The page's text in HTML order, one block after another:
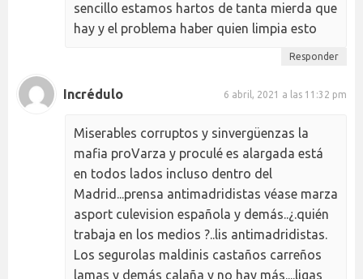
sencillo estamos hartos de tanta mierda que
hay y el problema haber quien limpia esto
Responder
Incrédulo 6 abril, 2021 a las 11:32 pm
Miserables corruptos y sinvergüenzas la
mafia proVarza y proculé es alargada está
en todos lados incluso dentro del
Madrid...prensa antimadridistas véase marza
asport culevision española y demás..¿.quién
trabaja en los medios ?..lis antimadridistas.
Los segurolas maldinis castaños carreños
lamas y demás calaña y no hay más....ligas